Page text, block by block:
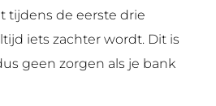
tijdens de eerste drie
iets zachter wordt. Dit is
geen zorgen als je bank